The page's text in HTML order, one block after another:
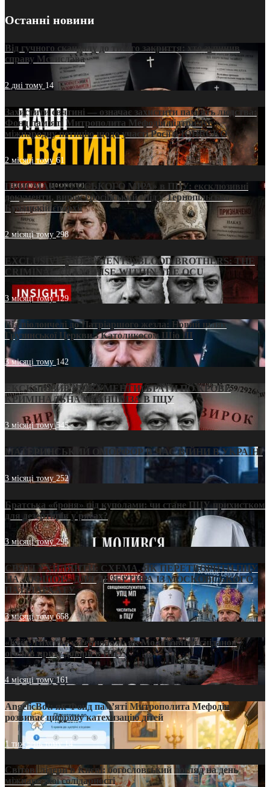
Останні новини
Від гучного скандалу до тихого закриття: хто зупинив
справу Мстислава
2 дні тому 14
Захистити святині — означає захистити пам’ять людства:
Фонд пам’яті Митрополита Мефодія підтримує
міжнародну петицію щодо участі Росії в ЮНЕСКО
2 місяці тому61
ПРИСМАК «РУССЬКОГО МІРА» в ПЦУ: ексклюзивні
документи, вирок і російський слід у Тернопільсько-
Бучацькій єпархії
2 місяці тому 298
EXCLUSIVE (DOCUMENTS)/BLOOD BROTHERS: THE
CRIMINAL FRANCHISE WITHIN THE OCU
3 місяці тому129
Від віолончелі до Патріаршого жезла: Новий шлях
Грузинської Церкви з Католикосом Шіо III
3 місяці тому 142
ЕКСКЛЮЗИВ (ДОКУМЕНТИ)/БРАТИ ПО КРОВІ:
КРИМІНАЛЬНА ФРАНШИЗА В ПЦУ
3 місяці тому545
МАТЕРИНСЬКИЙ ОМОРФОР В ЧАС ВІЙНИ В УКРАЇНІ
3 місяці тому252
Братська «броня» під куполами: чи стане ПЦУ прихистком
для дезертирів у рясах?
3 місяці тому295
СВЯТІ УХИЛЯНТИ: СХЕМА, ЯК ПЕРЕТВОРИТИ ПЦУ
НА «ОФШОР» ДЛЯ ДЕЗЕРТИРА ІЗ МОСКОВСЬКОГО
ПАТРІАРХАТУ
3 місяці тому658
«Кейс Тихона» у Тернополі: як Молитовний сніданок
оголив кризу довіри в ПЦУ
4 місяці тому161
AngelicBot: як Фонд пам’яті Митрополита Мефодія
розвиває цифрову катехизацію дітей
1 тиждень тому14
Світові лідери в Києві: богословський погляд на день
міжнародної солідарності